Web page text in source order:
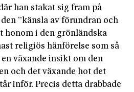
han stakat sig fram på
”känsla av förundran och
honom i den grönländska
religiös hänförelse som så
växande insikt om den
och det växande hot det
inför. Precis detta drabbade